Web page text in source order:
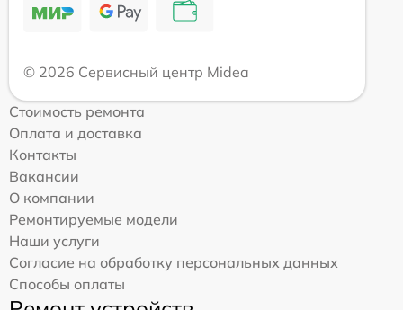
© 2026 Сервисный центр Midea
Стоимость ремонта
Оплата и доставка
Контакты
Вакансии
О компании
Ремонтируемые модели
Наши услуги
Согласие на обработку персональных данных
Способы оплаты